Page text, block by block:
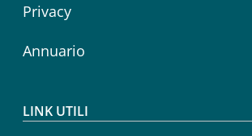
Privacy
Annuario
LINK UTILI